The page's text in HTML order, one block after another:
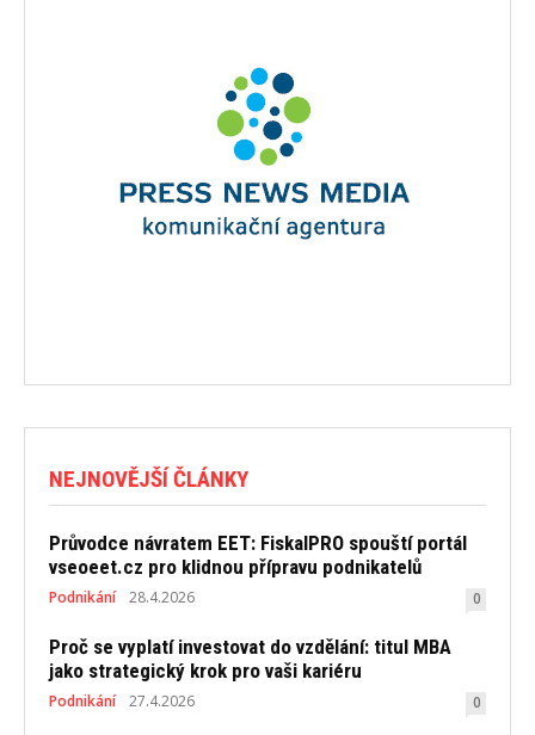
NEJNOVĚJŠÍ ČLÁNKY
Průvodce návratem EET: FiskalPRO spouští portál
vseoeet.cz pro klidnou přípravu podnikatelů
Podnikání 28.4.2026 0
Proč se vyplatí investovat do vzdělání: titul MBA
jako strategický krok pro vaši kariéru
Podnikání 27.4.2026 0